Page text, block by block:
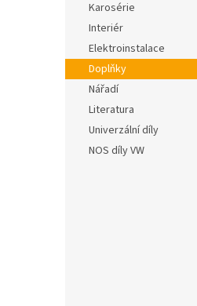
Karosérie
Interiér
Elektroinstalace
Doplňky
Nářadí
Literatura
Univerzální díly
NOS díly VW